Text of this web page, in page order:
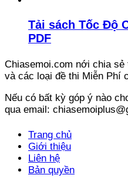
Tải sách Tốc Độ
PDF
Chiasemoi.com nới chia
và các loại đề thi Miễn Phí
Nếu có bất kỳ góp ý nào
qua email:
Trang chủ
Giới thiệu
Liên hệ
Bản quyền